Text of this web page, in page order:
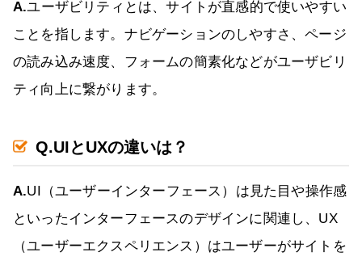
A.ユーザビリティとは、サイトが直感的で使いやすい
ことを指します。ナビゲーションのしやすさ、ページ
の読み込み速度、フォームの簡素化などがユーザビリ
ティ向上に繋がります。
Q.UIとUXの違いは？
A.UI（ユーザーインターフェース）は見た目や操作感
といったインターフェースのデザインに関連し、UX
（ユーザーエクスペリエンス）はユーザーがサイトを